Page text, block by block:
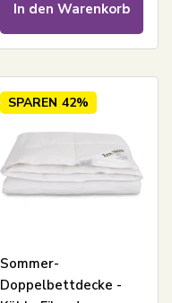
In den Warenkorb
SPAREN 42%
Sommer-
Doppelbettdecke -